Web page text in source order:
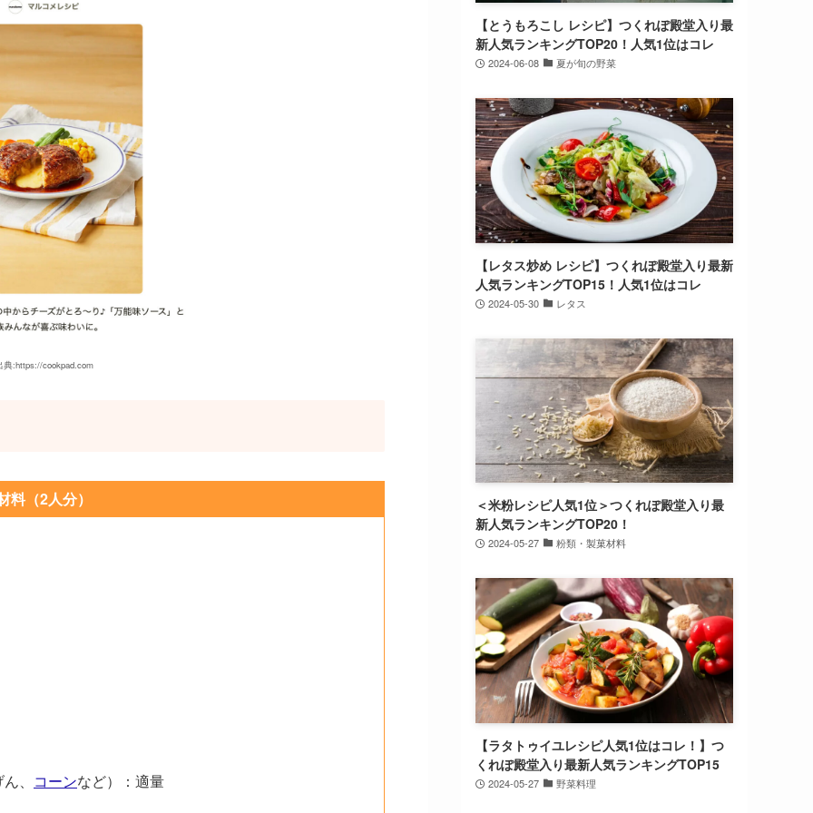
典:https://cookpad.com
料（2人分）
、 コーンなど）：適量
【とうもろこし レシピ】つくれぽ殿堂入り最
新人気ランキングTOP20！人気1位はコレ
2024-06-08 夏が旬の野菜
【レタス炒め レシピ】つくれぽ殿堂入り最新
人気ランキングTOP15！人気1位はコレ
2024-05-30 レタス
＜米粉レシピ人気1位＞つくれぽ殿堂入り最
新人気ランキングTOP20！
2024-05-27 粉類・製菓材料
【ラタトゥイユレシピ人気1位はコレ！】つ
くれぽ殿堂入り最新人気ランキングTOP15
2024-05-27 野菜料理